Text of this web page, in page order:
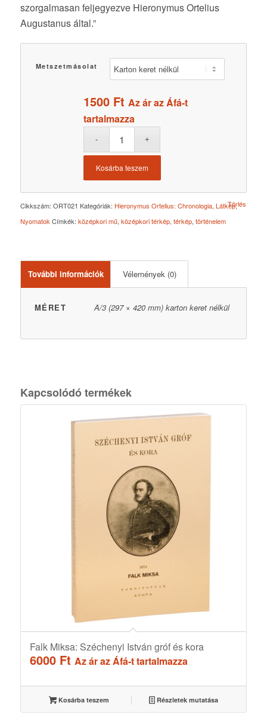
szorgalmasan feljegyezve Hieronymus Ortelius
Augustanus által.”
Metszetmásolat
Törlés
1500 Ft Az ár az Áfá-t
tartalmazza
Kosárba teszem
Cikkszám: ORT021 Kategóriák: Hieronymus Ortelius: Chronologia, Látkép,
Nyomatok Címkék: középkori mű, középkori térkép, térkép, történelem
További információk Vélemények (0)
MÉRET A/3 (297 × 420 mm) karton keret nélkül
Kapcsolódó termékek
Falk Miksa: Széchenyi István gróf és kora
6000 Ft Az ár az Áfá-t tartalmazza
Kosárba teszem Részletek mutatása